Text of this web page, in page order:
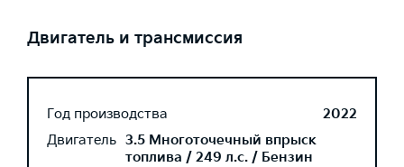
Двигатель и трансмиссия
Год производства
2022
Двигатель 3.5 Многоточечный впрыск
топлива / 249 л.с. / Бензин